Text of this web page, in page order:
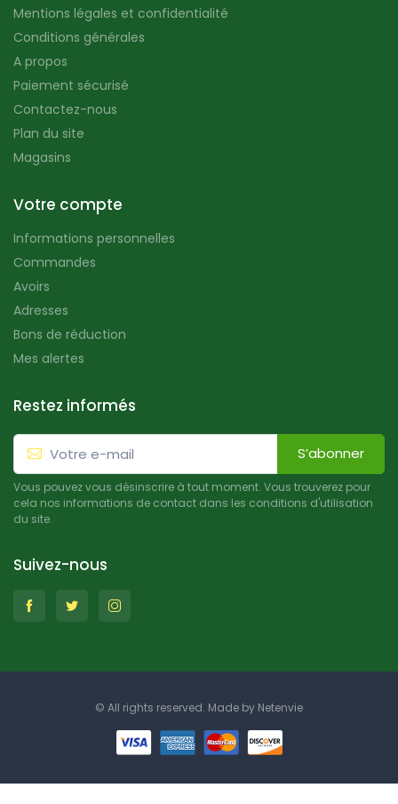
Mentions légales et confidentialité
Conditions générales
A propos
Paiement sécurisé
Contactez-nous
Plan du site
Magasins
Votre compte
Informations personnelles
Commandes
Avoirs
Adresses
Bons de réduction
Mes alertes
Restez informés
S’abonner
Vous pouvez vous désinscrire à tout moment. Vous trouverez pour
cela nos informations de contact dans les conditions d'utilisation
du site.
Suivez-nous
© All rights reserved. Made by Netenvie